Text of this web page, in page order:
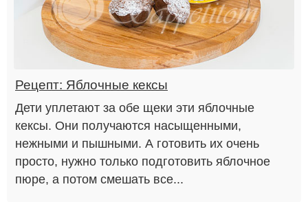
Рецепт: Яблочные кексы
Дети уплетают за обе щеки эти яблочные
кексы. Они получаются насыщенными,
нежными и пышными. А готовить их очень
просто, нужно только подготовить яблочное
пюре, а потом смешать все...